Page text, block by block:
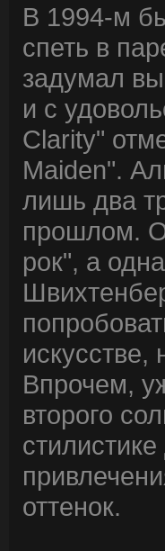
В 1994-м
спеть в
задумал
и с
Clarity"
Maiden".
лишь два
прошлом.
рок", а
Впрочем,
второго
оттенок.